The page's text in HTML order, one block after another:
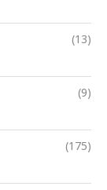
(13)
(9)
(175)